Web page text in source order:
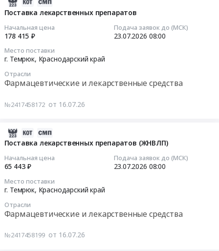
Поставка лекарственных препаратов
Начальная цена
178 415 ₽
Подача заявок до (МСК)
23.07.2026 08:00
Место поставки
г. Темрюк, Краснодарский край
Отрасли
Фармацевтические и лекарственные средства
№2417458172 от 16.07.26
Поставка лекарственных препаратов (ЖНВЛП)
Начальная цена
65 443 ₽
Подача заявок до (МСК)
23.07.2026 08:00
Место поставки
г. Темрюк, Краснодарский край
Отрасли
Фармацевтические и лекарственные средства
№2417458199 от 16.07.26